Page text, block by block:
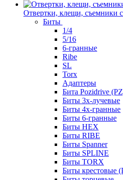
Отвертки, клещи, съемники
Биты
1/4
5/16
6-гранные
Ribe
SL
Torx
Адаптеры
Бита Pozidrive
Биты 3х-лучевые
Биты 4х-гранные
Биты 6-гранные
Биты HEX
Биты RIBE
Биты Spanner
Биты SPLINE
Биты TORX
Биты крестовые